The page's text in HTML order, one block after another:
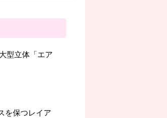
型立体「エア
を保つレイア